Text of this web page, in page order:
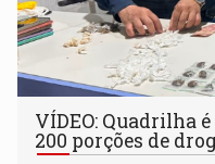
VÍDEO: Quadrilha
200 porções de